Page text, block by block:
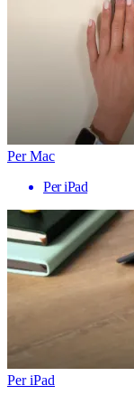
Per Mac
Per iPad
Per iPad